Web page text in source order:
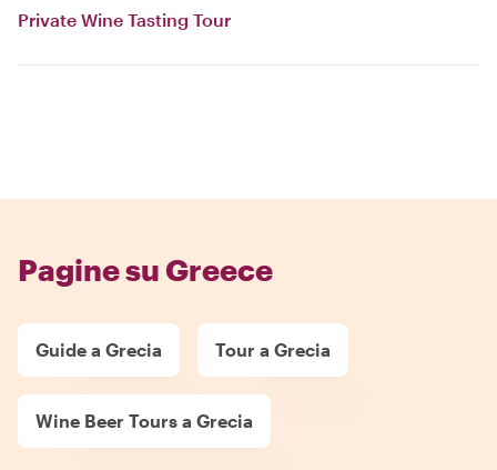
Private Wine Tasting Tour
Pagine su Greece
Guide a Grecia Tour a Grecia
Wine Beer Tours a Grecia